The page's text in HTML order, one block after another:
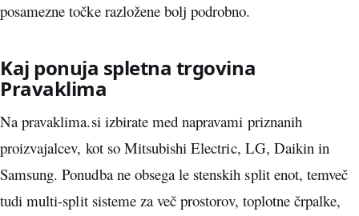
posamezne točke razložene bolj podrobno.
Kaj ponuja spletna trgovina
Pravaklima
Na pravaklima.si izbirate med napravami priznanih
proizvajalcev, kot so Mitsubishi Electric, LG, Daikin in
Samsung. Ponudba ne obsega le stenskih split enot, temveč
tudi multi-split sisteme za več prostorov, toplotne črpalke,